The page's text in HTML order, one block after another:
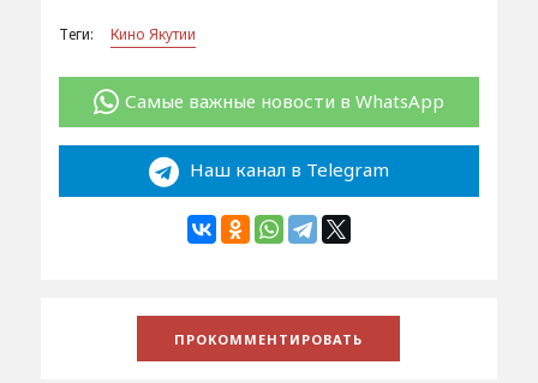
Теги: Кино Якутии
Самые важные новости в WhatsApp
Наш канал в Telegram